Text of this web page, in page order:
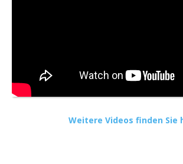
Weitere Videos finden Sie